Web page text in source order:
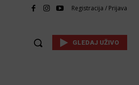
Registracija / Prijava
GLEDAJ UŽIVO